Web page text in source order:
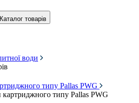
Каталог товарів
води
типу Pallas PWG
картриджного типу Pallas PWG